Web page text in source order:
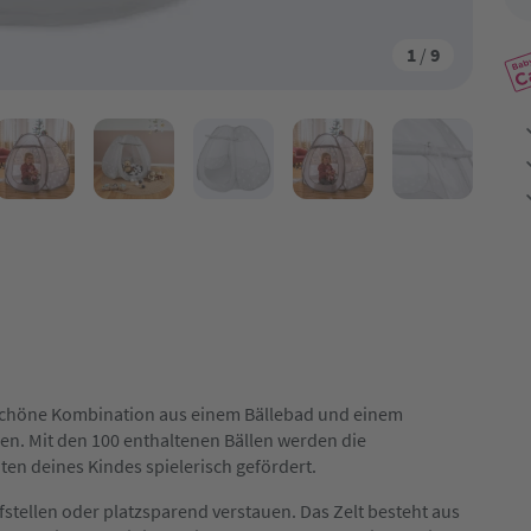
1 /9
Kombination aus einem Bällebad und einem
Mit den 100 enthaltenen Bällen werden die
deines Kindes spielerisch gefördert.
oder platzsparend verstauen. Das Zelt besteht aus